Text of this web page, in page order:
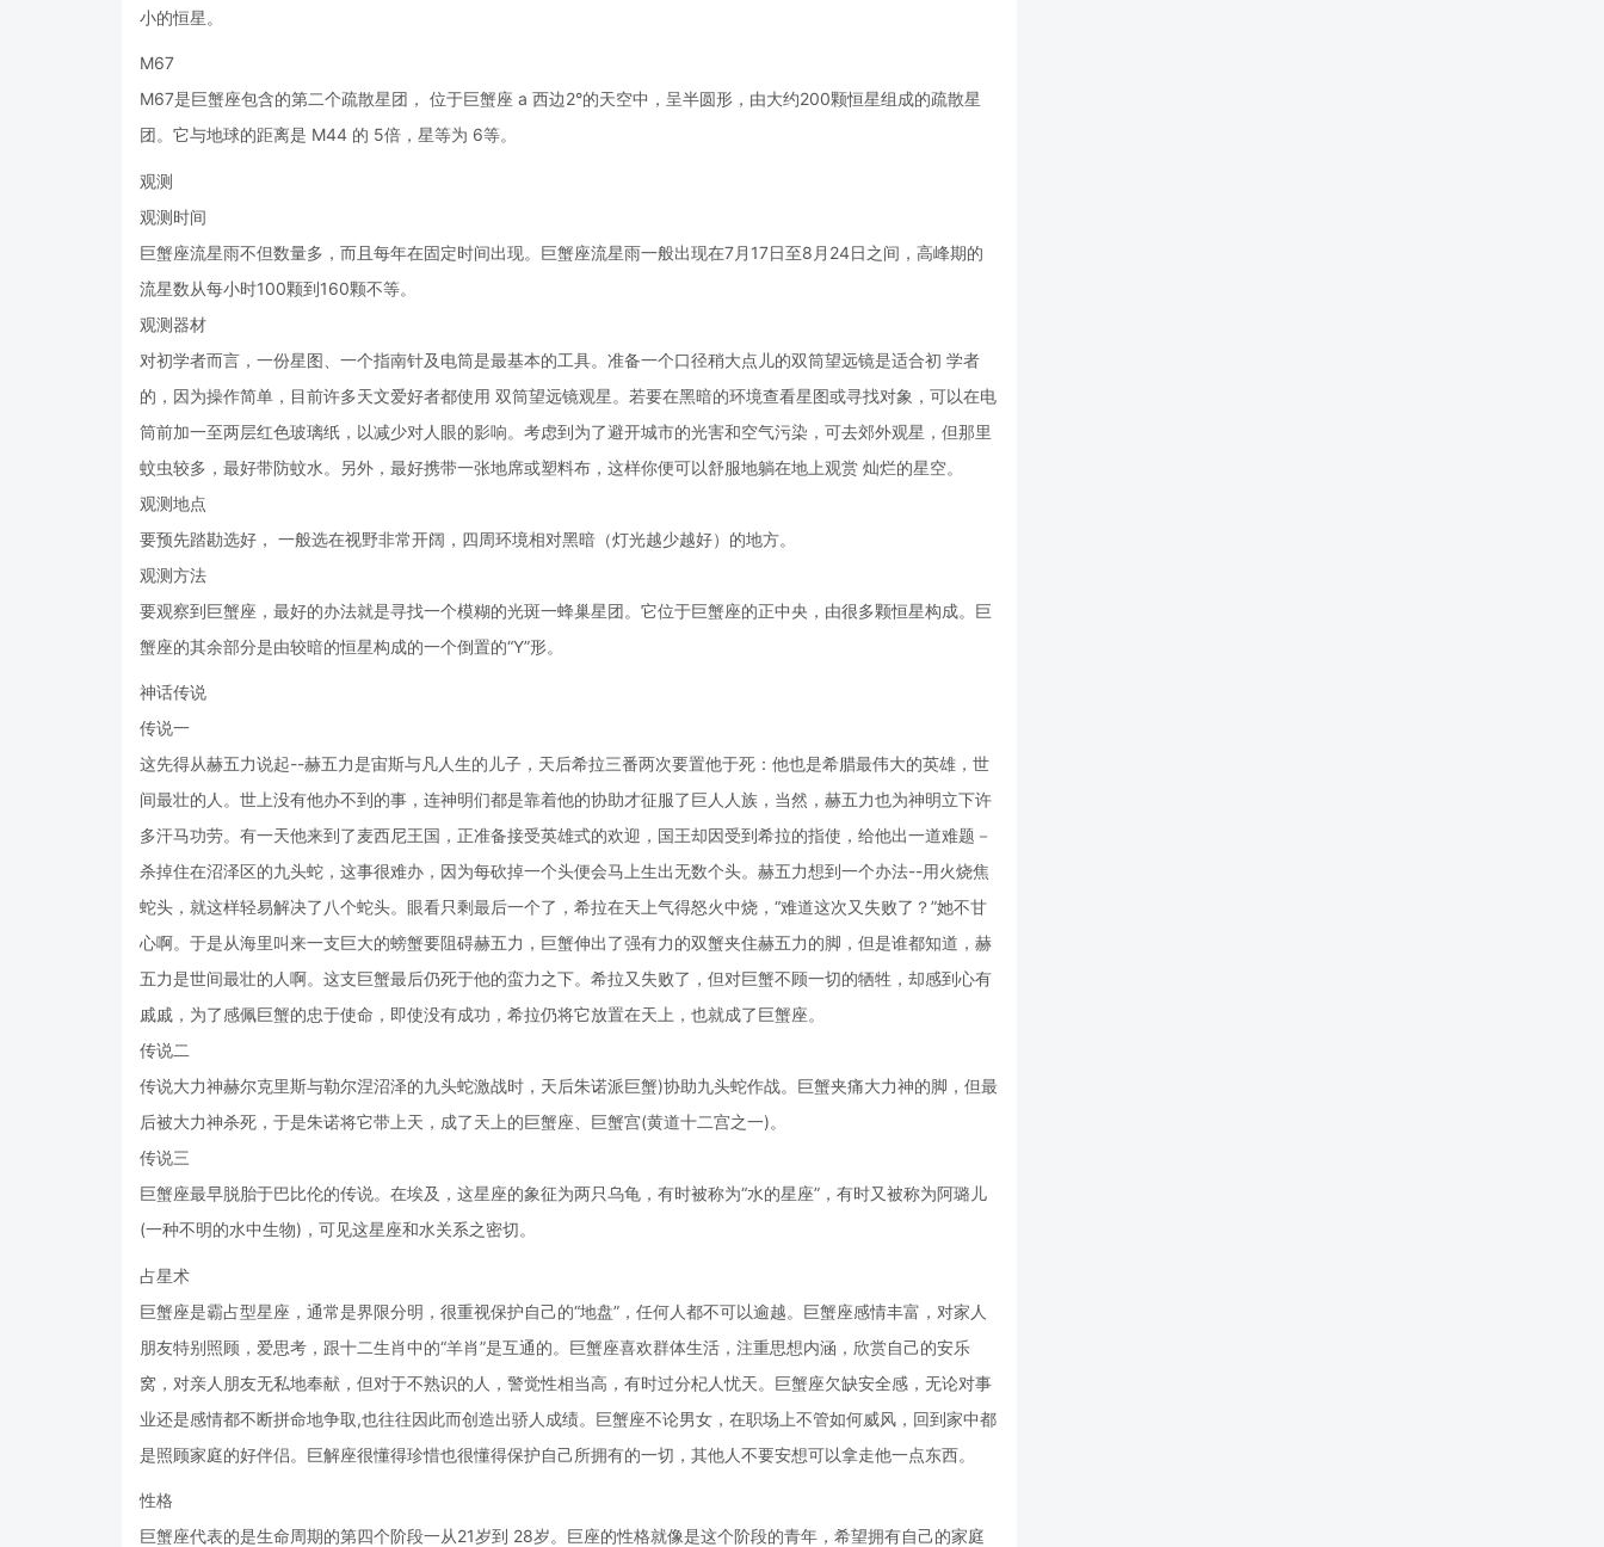
小的恒星。
M67
M67是巨蟹座包含的第二个疏散星团， 位于巨蟹座 a 西边2°的天空中，呈半圆形，由大约200颗恒星组成的疏散星
团。它与地球的距离是 M44 的 5倍，星等为 6等。
观测
观测时间
巨蟹座流星雨不但数量多，而且每年在固定时间出现。巨蟹座流星雨一般出现在7月17日至8月24日之间，高峰期的
流星数从每小时100颗到160颗不等。
观测器材
对初学者而言，一份星图、一个指南针及电筒是最基本的工具。准备一个口径稍大点儿的双筒望远镜是适合初 学者
的，因为操作简单，目前许多天文爱好者都使用 双筒望远镜观星。若要在黑暗的环境查看星图或寻找对象，可以在电
筒前加一至两层红色玻璃纸，以减少对人眼的影响。考虑到为了避开城市的光害和空气污染，可去郊外观星，但那里
蚊虫较多，最好带防蚊水。另外，最好携带一张地席或塑料布，这样你便可以舒服地躺在地上观赏 灿烂的星空。
观测地点
要预先踏勘选好， 一般选在视野非常开阔，四周环境相对黑暗（灯光越少越好）的地方。
观测方法
要观察到巨蟹座，最好的办法就是寻找一个模糊的光斑一蜂巢星团。它位于巨蟹座的正中央，由很多颗恒星构成。巨
蟹座的其余部分是由较暗的恒星构成的一个倒置的“Y”形。
神话传说
传说一
这先得从赫五力说起--赫五力是宙斯与凡人生的儿子，天后希拉三番两次要置他于死：他也是希腊最伟大的英雄，世
间最壮的人。世上没有他办不到的事，连神明们都是靠着他的协助才征服了巨人人族，当然，赫五力也为神明立下许
多汗马功劳。有一天他来到了麦西尼王国，正准备接受英雄式的欢迎，国王却因受到希拉的指使，给他出一道难题－
杀掉住在沼泽区的九头蛇，这事很难办，因为每砍掉一个头便会马上生出无数个头。赫五力想到一个办法--用火烧焦
蛇头，就这样轻易解决了八个蛇头。眼看只剩最后一个了，希拉在天上气得怒火中烧，“难道这次又失败了？”她不甘
心啊。于是从海里叫来一支巨大的螃蟹要阻碍赫五力，巨蟹伸出了强有力的双蟹夹住赫五力的脚，但是谁都知道，赫
五力是世间最壮的人啊。这支巨蟹最后仍死于他的蛮力之下。希拉又失败了，但对巨蟹不顾一切的牺牲，却感到心有
戚戚，为了感佩巨蟹的忠于使命，即使没有成功，希拉仍将它放置在天上，也就成了巨蟹座。
传说二
传说大力神赫尔克里斯与勒尔涅沼泽的九头蛇激战时，天后朱诺派巨蟹)协助九头蛇作战。巨蟹夹痛大力神的脚，但最
后被大力神杀死，于是朱诺将它带上天，成了天上的巨蟹座、巨蟹宫(黄道十二宫之一)。
传说三
巨蟹座最早脱胎于巴比伦的传说。在埃及，这星座的象征为两只乌龟，有时被称为“水的星座”，有时又被称为阿璐儿
(一种不明的水中生物)，可见这星座和水关系之密切。
占星术
巨蟹座是霸占型星座，通常是界限分明，很重视保护自己的“地盘”，任何人都不可以逾越。巨蟹座感情丰富，对家人
朋友特别照顾，爱思考，跟十二生肖中的“羊肖”是互通的。巨蟹座喜欢群体生活，注重思想内涵，欣赏自己的安乐
窝，对亲人朋友无私地奉献，但对于不熟识的人，警觉性相当高，有时过分杞人忧天。巨蟹座欠缺安全感，无论对事
业还是感情都不断拼命地争取,也往往因此而创造出骄人成绩。巨蟹座不论男女，在职场上不管如何威风，回到家中都
是照顾家庭的好伴侣。巨解座很懂得珍惜也很懂得保护自己所拥有的一切，其他人不要安想可以拿走他一点东西。
性格
巨蟹座代表的是生命周期的第四个阶段一从21岁到 28岁。巨座的性格就像是这个阶段的青年，希望拥有自己的家庭